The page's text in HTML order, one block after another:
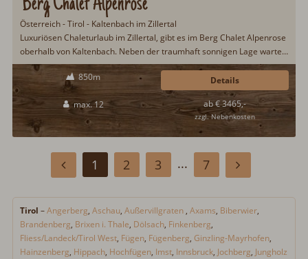
Österreich - Tirol - Kaltenbach im Zillertal
Luxuriösen Chaleturlaub im Zillertal, gibt es im Berg Chalet Alpenrose
oberhalb von Kaltenbach. Neben der traumhaft sonnigen Lage wartet
eine sehr gehobene Ausstattung auf die Gäste: Frühstückservice,
Saunahütte, Ski in/Ski out, Sonnenterasse, Weinklimaschrank u.v.m.
Direkte Lage im Skigebiet von Mayrhofen...
850m
max. 12 ab € 3465,-
zzgl. Nebenkosten
Details
1 2 3 ... 7
Tirol –Angerberg, Aschau, Außervillgraten , Axams, Biberwier,
Brandenberg, Brixen i. Thale, Dölsach, Finkenberg,
Fliess/Landeck/Tirol West, Fügen, Fügenberg, Ginzling-Mayrhofen,
Hainzenberg, Hippach, Hochfügen, Imst, Innsbruck, Jochberg, Jungholz